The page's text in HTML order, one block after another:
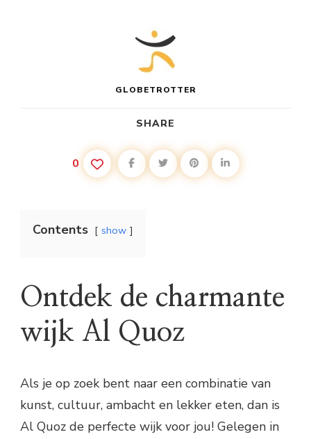
GLOBETROTTER
SHARE
0
Contents show
Ontdek de charmante
wijk Al Quoz
Als je op zoek bent naar een combinatie van
kunst, cultuur, ambacht en lekker eten, dan is
Al Quoz de perfecte wijk voor jou! Gelegen in